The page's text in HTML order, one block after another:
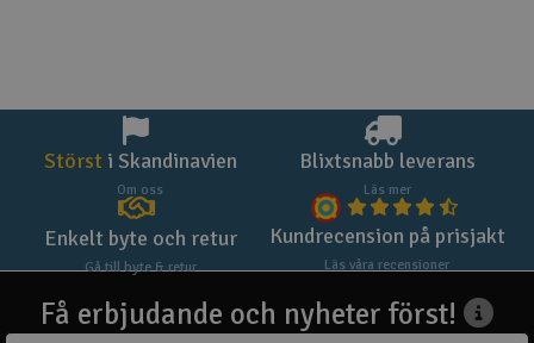
Störst i Skandinavien
Om oss
Blixtsnabb leverans
Läs mer
Enkelt byte och retur
Gå till byte & retur
Kundrecension på prisjakt
Läs våra recensioner
Få erbjudande och nyheter först!